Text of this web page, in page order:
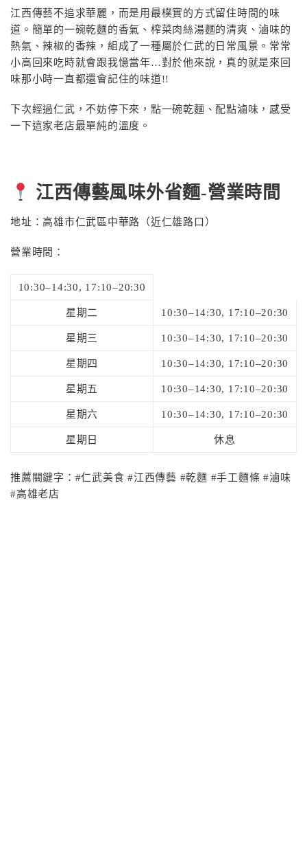
江西傳藝不追求華麗，而是用最樸實的方式留住時間的味
道。簡單的一碗乾麵的香氣、榨菜肉絲湯麵的清爽、滷味的
熱氣、辣椒的香辣，組成了一種屬於仁武的日常風景。常常
小高回來吃時就會跟我憶當年…對於他來說，真的就是來回
味那小時一直都還會記住的味道!!
下次經過仁武，不妨停下來，點一碗乾麵、配點滷味，感受
一下這家老店最單純的溫度。
江西傳藝風味外省麵-營業時間
地址：高雄市仁武區中華路（近仁雄路口）
營業時間：
10:30–14:30, 17:10–20:30
星期二 10:30–14:30, 17:10–20:30
星期三 10:30–14:30, 17:10–20:30
星期四 10:30–14:30, 17:10–20:30
星期五 10:30–14:30, 17:10–20:30
星期六 10:30–14:30, 17:10–20:30
星期日 休息
推薦關鍵字：#仁武美食 #江西傳藝 #乾麵 #手工麵條 #滷味
#高雄老店